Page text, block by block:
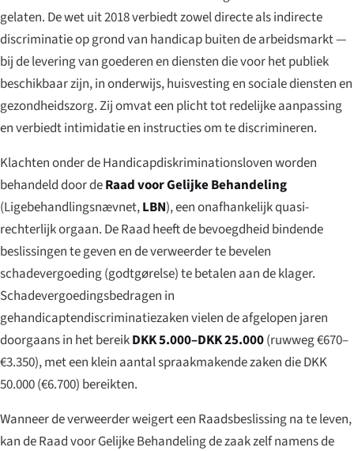
gelaten. De wet uit 2018 verbiedt zowel directe als indirecte
discriminatie op grond van handicap buiten de arbeidsmarkt —
bij de levering van goederen en diensten die voor het publiek
beschikbaar zijn, in onderwijs, huisvesting en sociale diensten en
gezondheidszorg. Zij omvat een plicht tot redelijke aanpassing
en verbiedt intimidatie en instructies om te discrimineren.
Klachten onder de Handicapdiskriminationsloven worden
behandeld door deRaad voor Gelijke Behandeling
(Ligebehandlingsnævnet,LBN), een onafhankelijk quasi-
rechterlijk orgaan. De Raad heeft de bevoegdheid bindende
beslissingen te geven en de verweerder te bevelen
schadevergoeding (godtgørelse) te betalen aan de klager.
Schadevergoedingsbedragen in
gehandicaptendiscriminatiezaken vielen de afgelopen jaren
doorgaans in het bereikDKK 5.000–DKK 25.000(ruwweg €670–
€3.350), met een klein aantal spraakmakende zaken die DKK
50.000 (€6.700) bereikten.
Wanneer de verweerder weigert een Raadsbeslissing na te leven,
kan de Raad voor Gelijke Behandeling de zaak zelf namens de